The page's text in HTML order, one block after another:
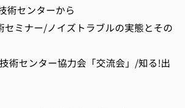
術センターから
セミナー/ノイズトラブルの実態とその
術センター協力会「交流会」/知る!出